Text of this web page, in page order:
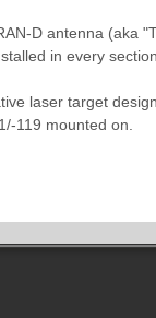
D antenna (aka
in every
laser target
119 mounted on.